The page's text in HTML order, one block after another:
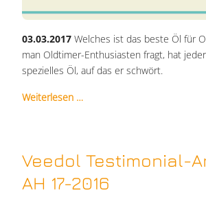
03.03.2017 Welches ist das beste Öl für
man Oldtimer-Enthusiasten fragt, hat jeder
spezielles Öl, auf das er schwört.
Weiterlesen …
Veedol Testimonial-
AH 17-2016